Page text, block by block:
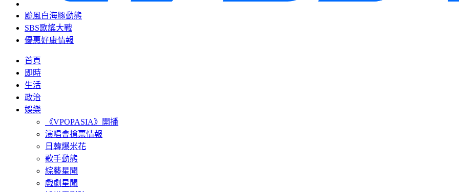
颱風白海豚動態
SBS歌謠大戰
優惠好康情報
首頁
即時
生活
政治
娛樂
《VPOPASIA》開播
演唱會搶票情報
日韓爆米花
歌手動態
綜藝星聞
戲劇星聞